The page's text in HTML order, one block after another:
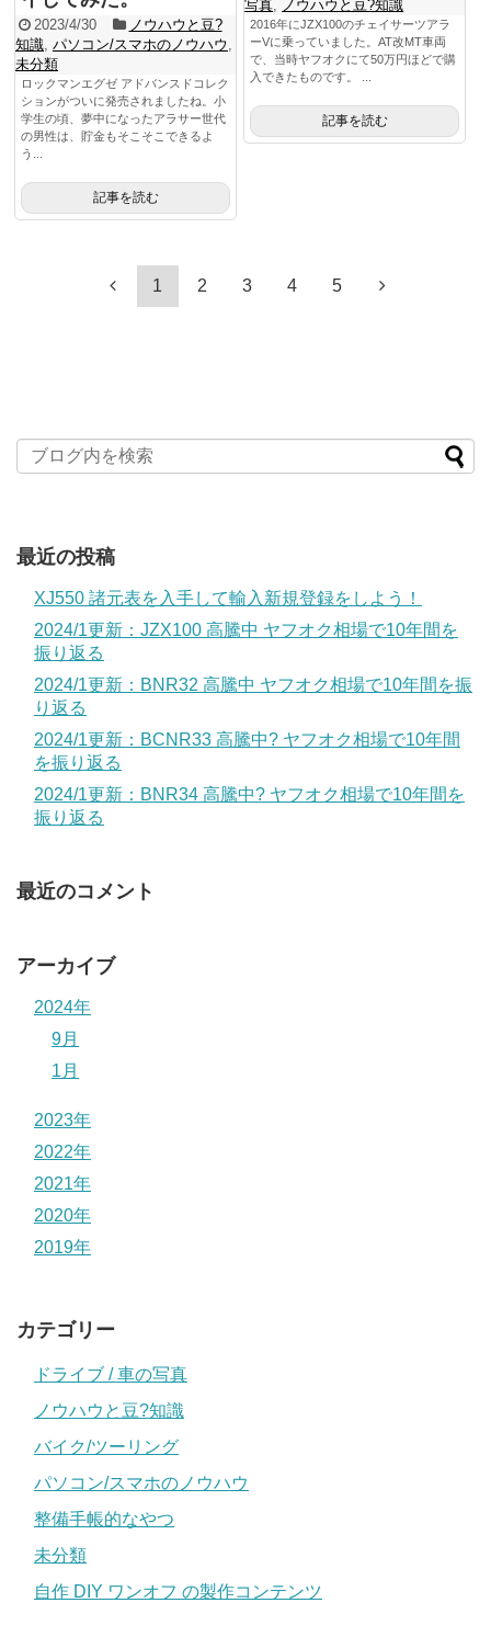
写真, ノウハウと豆?知識
2016年にJZX100のチェイサーツアラ
ーVに乗っていました。AT改MT車両
で、当時ヤフオクにて50万円ほどで購
入できたものです。 ...
記事を読む
2023/4/30
ノウハウと豆?
知識, パソコン/スマホのノウハウ ,
未分類
ロックマンエグゼ アドバンスドコレク
ションがついに発売されましたね。小
学生の頃、夢中になったアラサー世代
の男性は、貯金もそこそこできるよ
う...
記事を読む
1 2 3 4 5
最近の投稿
XJ550 諸元表を入手して輸入新規登録をしよう！
2024/1更新：JZX100 高騰中 ヤフオク相場で10年間を
振り返る
2024/1更新：BNR32 高騰中 ヤフオク相場で10年間を振
り返る
2024/1更新：BCNR33 高騰中? ヤフオク相場で10年間
を振り返る
2024/1更新：BNR34 高騰中? ヤフオク相場で10年間を
振り返る
最近のコメント
アーカイブ
2024年
9月
1月
2023年
2022年
2021年
2020年
2019年
カテゴリー
ドライブ / 車の写真
ノウハウと豆?知識
バイク/ツーリング
パソコン/スマホのノウハウ
整備手帳的なやつ
未分類
自作 DIY ワンオフ の製作コンテンツ